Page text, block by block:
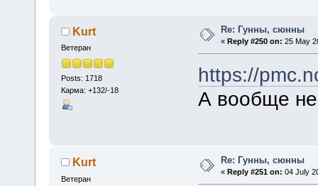
Kurt
Ветеран
Posts: 1718
Карма: +132/-18
Re: Гунны, сюнны
«Reply #250 on: 25 May
https://
А вообще
Kurt
Ветеран
Re: Гунны, сюнны
« Reply #251 on: 04 July